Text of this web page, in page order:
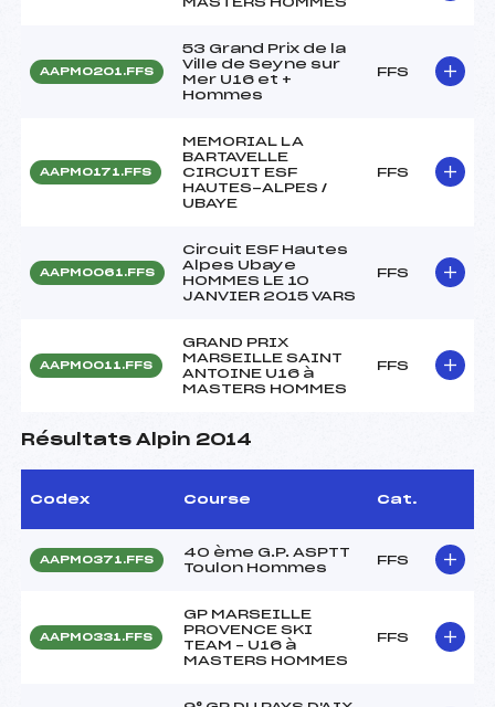
AAPM0201.FFS
53 Grand Prix de la
Ville de Seyne sur
Mer U16 et +
Hommes
FFS
AAPM0171.FFS
MEMORIAL LA
BARTAVELLE
CIRCUIT ESF
HAUTES-ALPES /
UBAYE
FFS
AAPM0061.FFS
Circuit ESF Hautes
Alpes Ubaye
HOMMES LE 10
JANVIER 2015 VARS
FFS
AAPM0011.FFS
GRAND PRIX
MARSEILLE SAINT
ANTOINE U16 à
MASTERS HOMMES
FFS
Résultats Alpin 2014
Codex Course Cat.
AAPM0371.FFS
40 ème G.P. ASPTT
Toulon Hommes
FFS
AAPM0331.FFS
GP MARSEILLE
PROVENCE SKI
TEAM – U16 à
MASTERS HOMMES
FFS